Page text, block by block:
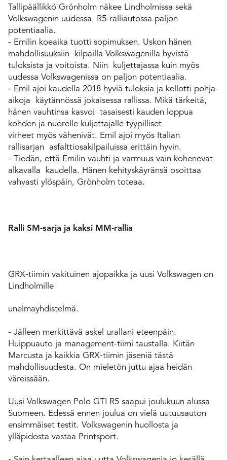
Tallipäällikkö Grönholm näkee Lindholmissa sekä
Volkswagenin uudessa R5-ralliautossa paljon
potentiaalia.
- Emilin koeaika tuotti sopimuksen. Uskon hänen
mahdollisuuksiin kilpailla Volkswagenilla hyvistä
tuloksista ja voitoista. Niin kuljettajassa kuin myös
uudessa Volkswagenissa on paljon potentiaalia.
- Emil ajoi kaudella 2018 hyviä tuloksia ja kellotti pohja-
aikoja käytännössä jokaisessa rallissa. Mikä tärkeitä,
hänen vauhtinsa kasvoi tasaisesti kauden loppua
kohden ja nuorelle kuljettajalle tyypilliset
virheet myös vähenivät. Emil ajoi myös Italian
rallisarjan asfalttiosakilpailuissa erittäin hyvin.
- Tiedän, että Emilin vauhti ja varmuus vain kohenevat
alkavalla kaudella. Hänen kehityskäyränsä osoittaa
vahvasti ylöspäin, Grönholm toteaa.
Ralli SM-sarja ja kaksi MM-rallia
GRX-tiimin vakituinen ajopaikka ja uusi Volkswagen on
Lindholmille
unelmayhdistelmä.
- Jälleen merkittävä askel urallani eteenpäin.
Huippuauto ja management-tiimi taustalla. Kiitän
Marcusta ja kaikkia GRX-tiimin jäseniä tästä
mahdollisuudesta. On mieletön juttu ajaa heidän
väreissään.
Uusi Volkswagen Polo GTI R5 saapui joulukuun alussa
Suomeen. Edessä ennen joulua on vielä uutuusauton
ensimmäiset testit. Volkswagenin huollosta ja
ylläpidosta vastaa Printsport.